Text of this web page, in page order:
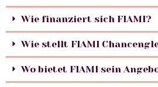
Wie finanziert sich FIAMI?
Wie stellt FIAMI
Wo bietet FIAMI sein